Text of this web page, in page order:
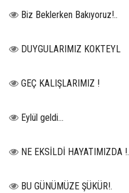
Biz Beklerken Bakıyoruz!..
DUYGULARIMIZ KOKTEYL
GEÇ KALIŞLARIMIZ !
Eylül geldi…
NE EKSİLDİ HAYATIMIZDA !.
BU GÜNÜMÜZE ŞÜKÜR!.